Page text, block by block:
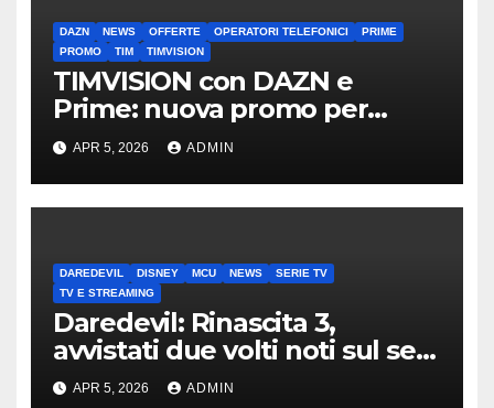
DAZN NEWS OFFERTE OPERATORI TELEFONICI
PRIME
PROMO
TIM TIMVISION
TIMVISION con DAZN e
Prime: nuova promo per
clienti TIM
APR 5, 2026 ADMIN
DAREDEVIL DISNEY MCU NEWS
SERIE TV
TV E STREAMING
Daredevil: Rinascita 3,
avvistati due volti noti sul set
di New York
APR 5, 2026 ADMIN